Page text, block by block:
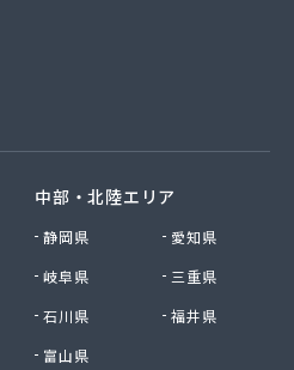
地給油所
ン部
中部・北陸エリア
静岡県
愛知県
岐阜県
三重県
石川県
福井県
富山県